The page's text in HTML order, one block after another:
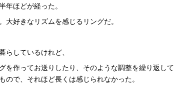
年ほどが経った。
大好きなリズムを感じるリングだ。
らしているけれど、
を作ってお送りしたり、そのような調整を繰り返して
ので、それほど長くは感じられなかった。